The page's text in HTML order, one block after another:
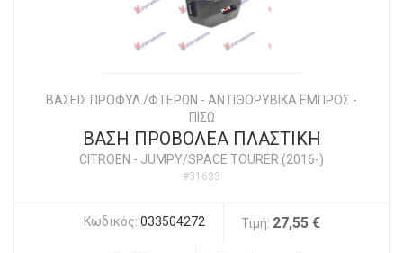
ΒΑΣΕΙΣ ΠΡΟΦΥΛ./ΦΤΕΡΩΝ - ΑΝΤΙΘΟΡΥΒΙΚΑ ΕΜΠΡΟΣ -
ΠΙΣΩ
ΒΑΣΗ ΠΡΟΒΟΛΕΑ ΠΛΑΣΤΙΚΗ
CITROEN - JUMPY/SPACE TOURER (2016-)
#31633
Κωδικός: 033504272 Τιμή: 27,55 €